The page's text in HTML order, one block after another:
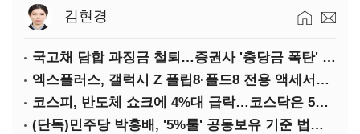
김현경
국고채 담합 과징금 철퇴…증권사 '충당금 폭탄' 우려
엑스플러스, 갤럭시 Z 플립8·폴드8 전용 액세서리 출시
코스피, 반도체 쇼크에 4%대 급락…코스닥은 5거래일째 상승
(단독)민주당 박홍배, '5%룰' 공동보유 기준 법제화 추진